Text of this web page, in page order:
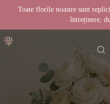
Toate florile noastre sunt
întreținere,
laAcasă